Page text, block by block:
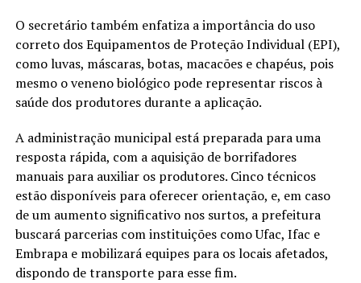
O secretário também enfatiza a importância do uso
correto dos Equipamentos de Proteção Individual (EPI),
como luvas, máscaras, botas, macacões e chapéus, pois
mesmo o veneno biológico pode representar riscos à
saúde dos produtores durante a aplicação.
A administração municipal está preparada para uma
resposta rápida, com a aquisição de borrifadores
manuais para auxiliar os produtores. Cinco técnicos
estão disponíveis para oferecer orientação, e, em caso
de um aumento significativo nos surtos, a prefeitura
buscará parcerias com instituições como Ufac, Ifac e
Embrapa e mobilizará equipes para os locais afetados,
dispondo de transporte para esse fim.